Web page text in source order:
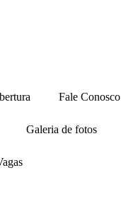
Fale Conosco
Galeria de fotos